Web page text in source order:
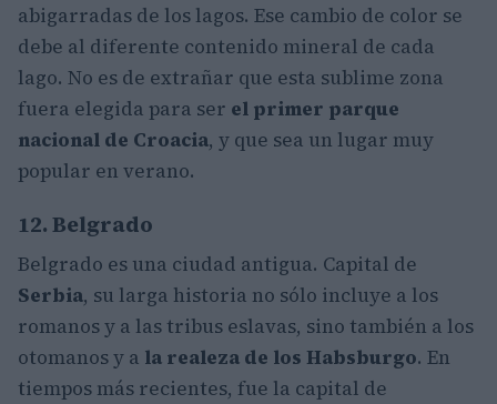
abigarradas de los lagos. Ese cambio de color se
debe al diferente contenido mineral de cada
lago. No es de extrañar que esta sublime zona
fuera elegida para ser el primer parque
nacional de Croacia, y que sea un lugar muy
popular en verano.
12. Belgrado
Belgrado es una ciudad antigua. Capital de
Serbia, su larga historia no sólo incluye a los
romanos y a las tribus eslavas, sino también a los
otomanos y a la realeza de los Habsburgo. En
tiempos más recientes, fue la capital de